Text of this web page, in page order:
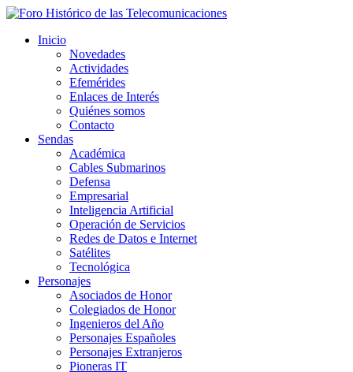
Inicio
Novedades
Actividades
Efemérides
Enlaces de Interés
Quiénes somos
Contacto
Sendas
Académica
Cables Submarinos
Defensa
Empresarial
Inteligencia Artificial
Operación de Servicios
Redes de Datos e Internet
Satélites
Tecnológica
Personajes
Asociados de Honor
Colegiados de Honor
Ingenieros del Año
Personajes Españoles
Personajes Extranjeros
Pioneras IT